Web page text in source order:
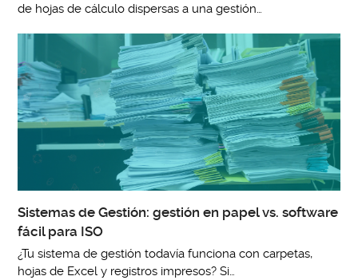
de hojas de cálculo dispersas a una gestión…
Sistemas de Gestión: gestión en papel vs. software
fácil para ISO
¿Tu sistema de gestión todavía funciona con carpetas,
hojas de Excel y registros impresos? Si…